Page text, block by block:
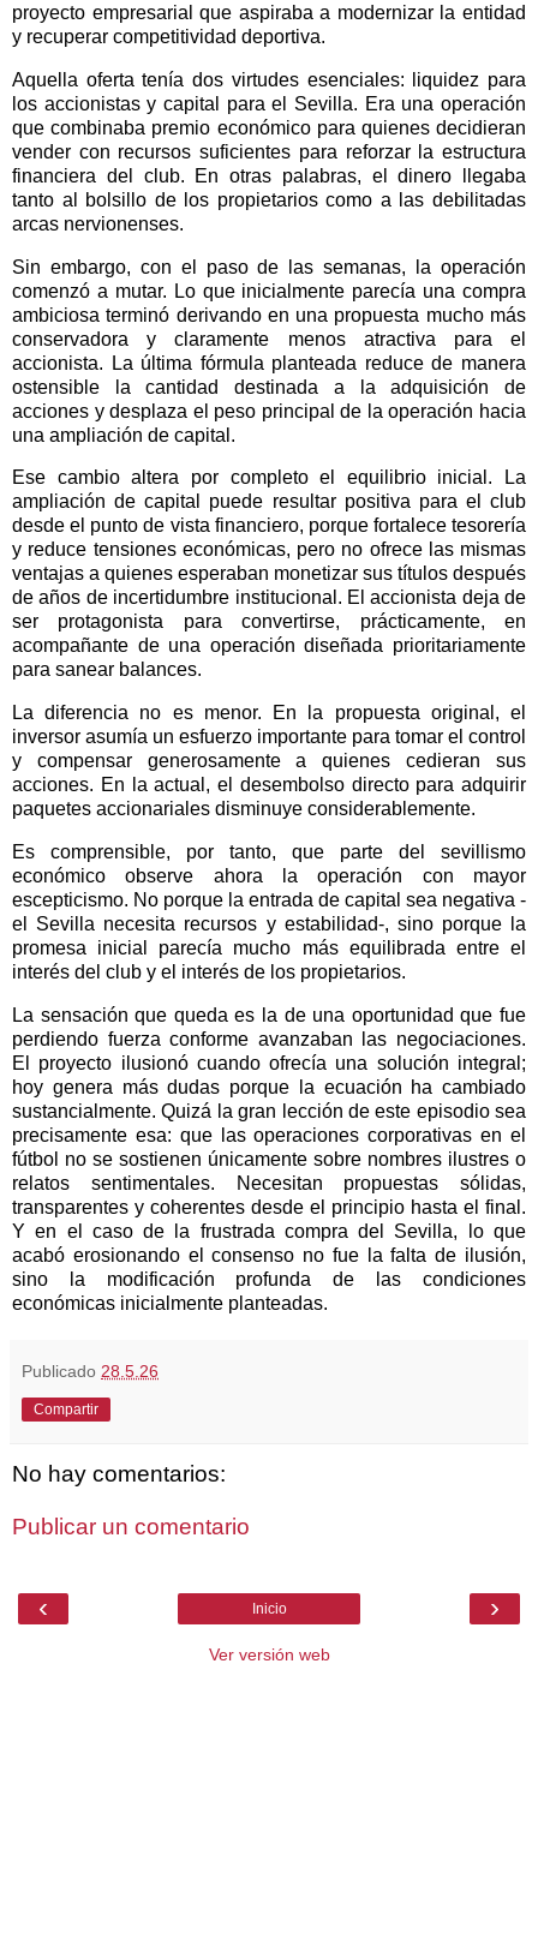
proyecto empresarial que aspiraba a modernizar la entidad
y recuperar competitividad deportiva.
Aquella oferta tenía dos virtudes esenciales: liquidez para
los accionistas y capital para el Sevilla. Era una operación
que combinaba premio económico para quienes decidieran
vender con recursos suficientes para reforzar la estructura
financiera del club. En otras palabras, el dinero llegaba
tanto al bolsillo de los propietarios como a las debilitadas
arcas nervionenses.
Sin embargo, con el paso de las semanas, la operación
comenzó a mutar. Lo que inicialmente parecía una compra
ambiciosa terminó derivando en una propuesta mucho más
conservadora y claramente menos atractiva para el
accionista. La última fórmula planteada reduce de manera
ostensible la cantidad destinada a la adquisición de
acciones y desplaza el peso principal de la operación hacia
una ampliación de capital.
Ese cambio altera por completo el equilibrio inicial. La
ampliación de capital puede resultar positiva para el club
desde el punto de vista financiero, porque fortalece tesorería
y reduce tensiones económicas, pero no ofrece las mismas
ventajas a quienes esperaban monetizar sus títulos después
de años de incertidumbre institucional. El accionista deja de
ser protagonista para convertirse, prácticamente, en
acompañante de una operación diseñada prioritariamente
para sanear balances.
La diferencia no es menor. En la propuesta original, el
inversor asumía un esfuerzo importante para tomar el control
y compensar generosamente a quienes cedieran sus
acciones. En la actual, el desembolso directo para adquirir
paquetes accionariales disminuye considerablemente.
Es comprensible, por tanto, que parte del sevillismo
económico observe ahora la operación con mayor
escepticismo. No porque la entrada de capital sea negativa -
el Sevilla necesita recursos y estabilidad-, sino porque la
promesa inicial parecía mucho más equilibrada entre el
interés del club y el interés de los propietarios.
La sensación que queda es la de una oportunidad que fue
perdiendo fuerza conforme avanzaban las negociaciones.
El proyecto ilusionó cuando ofrecía una solución integral;
hoy genera más dudas porque la ecuación ha cambiado
sustancialmente.Quizá la gran lección de este episodio sea
precisamente esa: que las operaciones corporativas en el
fútbol no se sostienen únicamente sobre nombres ilustres o
relatos sentimentales. Necesitan propuestas sólidas,
transparentes y coherentes desde el principio hasta el final.
Y en el caso de la frustrada compra del Sevilla, lo que
acabó erosionando el consenso no fue la falta de ilusión,
sino la modificación profunda de las condiciones
económicas inicialmente planteadas.
Publicado 28.5.26
Compartir
No hay comentarios:
Publicar un comentario
‹ ›
Inicio
Ver versión web